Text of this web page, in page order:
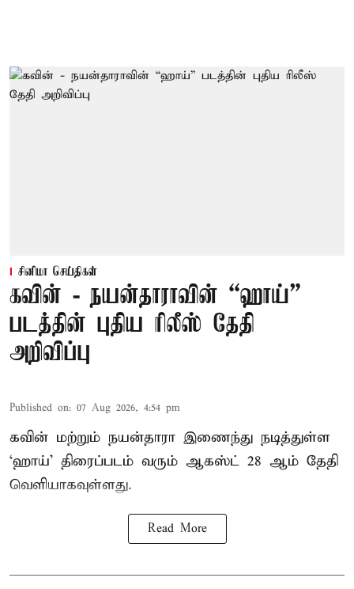
சினிமா செய்திகள்
கவின் - நயன்தாராவின் “ஹாய்”
படத்தின் புதிய ரிலீஸ் தேதி
அறிவிப்பு
Published on: 07 Aug 2026, 4:54 pm
கவின் மற்றும் நயன்தாரா இணைந்து நடித்துள்ள
‘ஹாய்’ திரைப்படம் வரும் ஆகஸ்ட் 28 ஆம் தேதி
வெளியாகவுள்ளது.
Read More